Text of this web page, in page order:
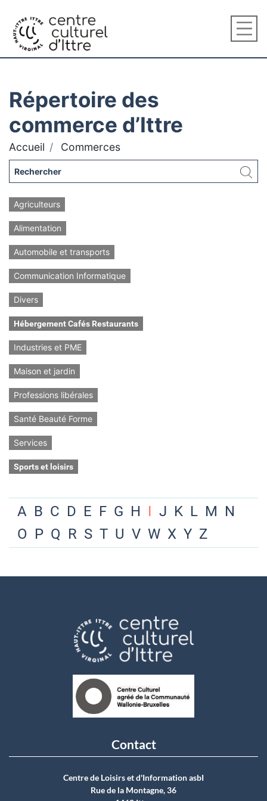
Répertoire des
commerce d’Ittre
Accueil Commerces
Agriculteurs
Alimentation
Automobile et transports
Communication Informatique
Divers
Hébergement Cafés Restaurants
Industries et PME
Maison et jardin
Professions libérales
Santé Beauté Forme
Services
Sports et loisirs
A B C D E F G H I J K L M N
O P Q R S T U V W X Y Z
Contact
Centre de Loisirs et d'Information asbI
Rue de la Montagne, 36